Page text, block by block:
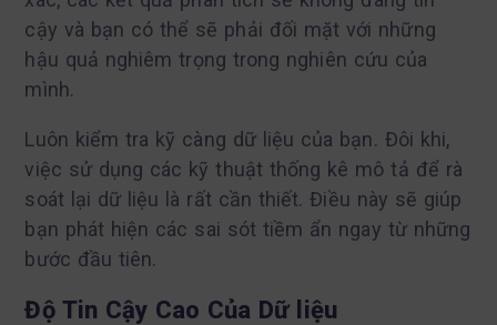
cậy và bạn có thể sẽ phải đối mặt với những
hậu quả nghiêm trọng trong nghiên cứu của
mình.
Luôn kiểm tra kỹ càng dữ liệu của bạn. Đôi khi,
việc sử dụng các kỹ thuật thống kê mô tả để rà
soát lại dữ liệu là rất cần thiết. Điều này sẽ giúp
bạn phát hiện các sai sót tiềm ẩn ngay từ những
bước đầu tiên.
Độ Tin Cậy Cao Của Dữ liệu